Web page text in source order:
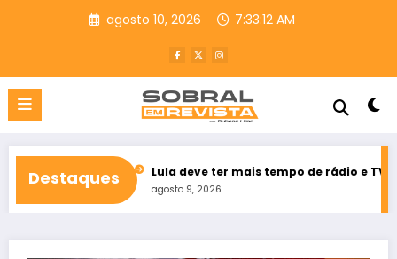
agosto 10, 2026 7:33:13 AM
Destaques
Lula deve ter mais tempo de rádio e TV que Flávio
agosto 9, 2026